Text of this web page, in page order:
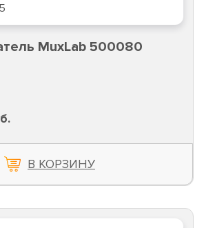
MuxLab 500080
В КОРЗИНУ